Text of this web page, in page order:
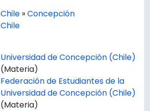
Chile »Concepción
Chile
Universidad de Concepción (Chile)
(Materia)
Federación de Estudiantes de la
Universidad de Concepción (Chile)
(Materia)